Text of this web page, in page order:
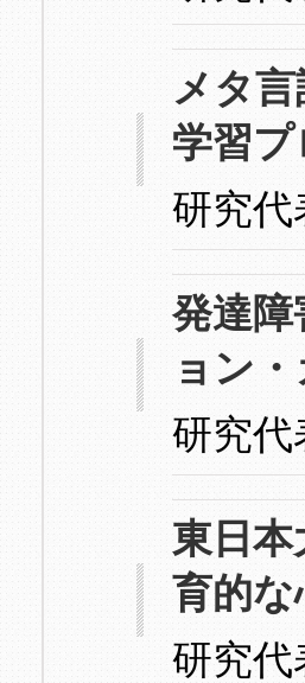
メタ
学習
研究
発達
ョン
研究
東日
育的
研究